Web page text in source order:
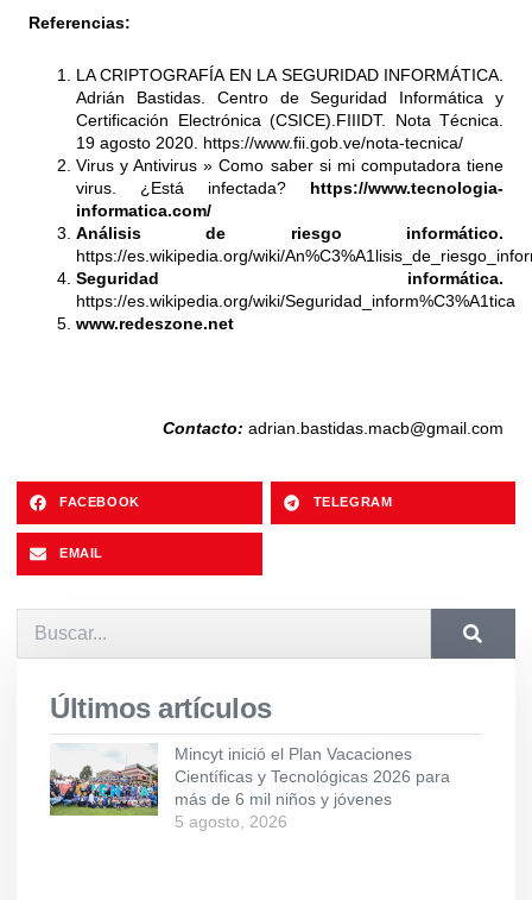
Referencias:
LA CRIPTOGRAFÍA EN LA SEGURIDAD INFORMÁTICA.
Adrián Bastidas. Centro de Seguridad Informática y
Certificación Electrónica (CSICE).FIIIDT. Nota Técnica.
19 agosto 2020. https://www.fii.gob.ve/nota-tecnica/
Virus y Antivirus » Como saber si mi computadora tiene
virus. ¿Está infectada? https://www.tecnologia-
informatica.com/
Análisis de riesgo informático.
https://es.wikipedia.org/wiki/
Seguridad informática.
https://es.wikipedia.org/wiki/Seguridad_inform%C3%A1tica
www.redeszone.net
Contacto: adrian.bastidas.macb@gmail.com
FACEBOOK TELEGRAM
EMAIL
Últimos artículos
Mincyt inició el Plan Vacaciones
Científicas y Tecnológicas 2026 para
más de 6 mil niños y jóvenes
5 agosto, 2026